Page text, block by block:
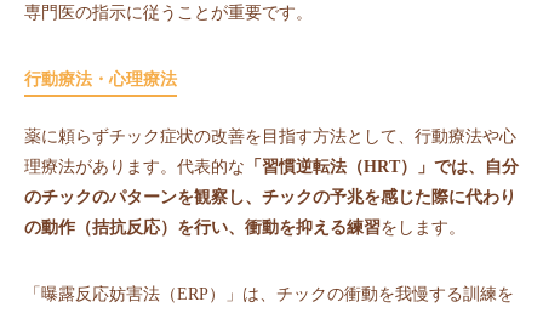
専門医の指示に従うことが重要です。
行動療法・心理療法
薬に頼らずチック症状の改善を目指す方法として、行動療法や心
理療法があります。代表的な 「習慣逆転法（HRT）」では、自分
のチックのパターンを観察し、チックの予兆を感じた際に代わり
の動作（拮抗反応）を行い、衝動を抑える練習をします。
「曝露反応妨害法（ERP）」は、チックの衝動を我慢する訓練を